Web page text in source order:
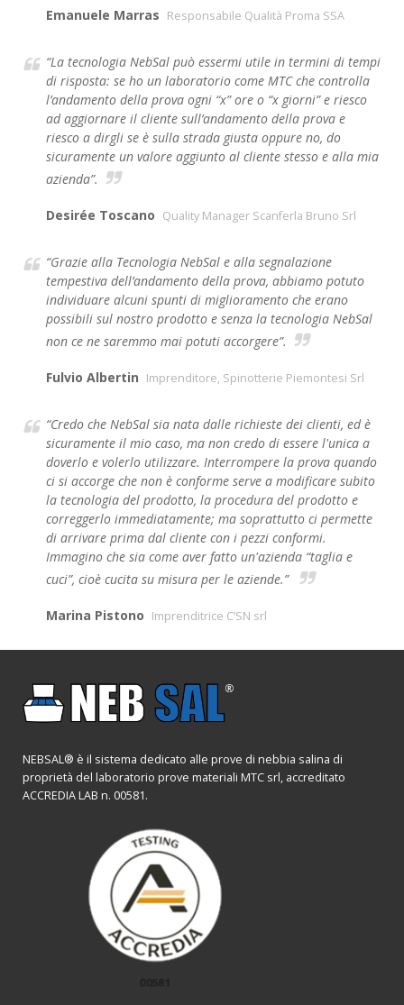
Emanuele Marras Responsabile Qualità Proma SSA
“La tecnologia NebSal può essermi utile in termini di tempi
di risposta: se ho un laboratorio come MTC che controlla
l’andamento della prova ogni “x” ore o “x giorni” e riesco
ad aggiornare il cliente sull’andamento della prova e
riesco a dirgli se è sulla strada giusta oppure no, do
sicuramente un valore aggiunto al cliente stesso e alla mia
azienda”.
Desirée Toscano Quality Manager Scanferla Bruno Srl
“Grazie alla Tecnologia NebSal e alla segnalazione
tempestiva dell’andamento della prova, abbiamo potuto
individuare alcuni spunti di miglioramento che erano
possibili sul nostro prodotto e senza la tecnologia NebSal
non ce ne saremmo mai potuti accorgere”.
Fulvio Albertin Imprenditore, Spinotterie Piemontesi Srl
“Credo che NebSal sia nata dalle richieste dei clienti, ed è
sicuramente il mio caso, ma non credo di essere l'unica a
doverlo e volerlo utilizzare. Interrompere la prova quando
ci si accorge che non è conforme serve a modificare subito
la tecnologia del prodotto, la procedura del prodotto e
correggerlo immediatamente; ma soprattutto ci permette
di arrivare prima dal cliente con i pezzi conformi.
Immagino che sia come aver fatto un'azienda “taglia e
cuci”, cioè cucita su misura per le aziende.”
Marina Pistono Imprenditrice C’SN srl
NEBSAL® è il sistema dedicato alle prove di nebbia salina di
proprietà del laboratorio prove materiali MTC srl, accreditato
ACCREDIA LAB n. 00581.